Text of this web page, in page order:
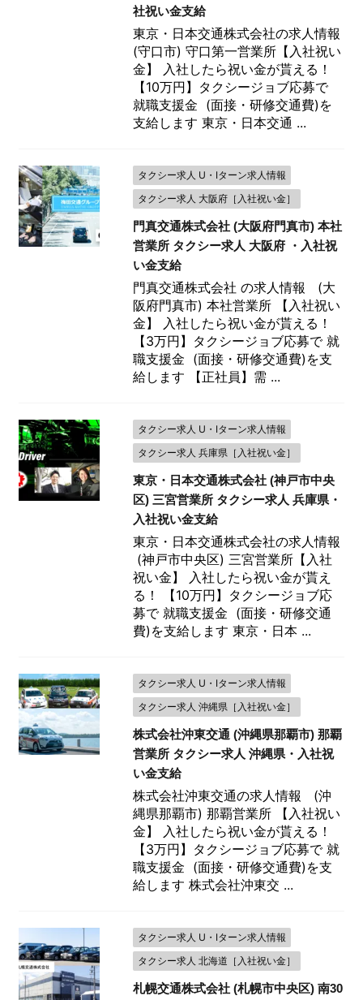
社祝い金支給
東京・日本交通株式会社の求人情報
(守口市) 守口第一営業所【入社祝い
金】 入社したら祝い金が貰える！
【10万円】タクシージョブ応募で
就職支援金 (面接・研修交通費)を
支給します 東京・日本交通 ...
タクシー求人 U・Iターン求人情報
タクシー求人 大阪府［入社祝い金］
門真交通株式会社 (大阪府門真市) 本社
営業所 タクシー求人 大阪府 ・入社祝
い金支給
門真交通株式会社 の求人情報 (大
阪府門真市) 本社営業所 【入社祝い
金】 入社したら祝い金が貰える！
【3万円】タクシージョブ応募で 就
職支援金 (面接・研修交通費)を支
給します 【正社員】需 ...
タクシー求人 U・Iターン求人情報
タクシー求人 兵庫県［入社祝い金］
東京・日本交通株式会社 (神戸市中央
区) 三宮営業所 タクシー求人 兵庫県・
入社祝い金支給
東京・日本交通株式会社の求人情報
(神戸市中央区) 三宮営業所【入社
祝い金】 入社したら祝い金が貰え
る！ 【10万円】タクシージョブ応
募で 就職支援金 (面接・研修交通
費)を支給します 東京・日本 ...
タクシー求人 U・Iターン求人情報
タクシー求人 沖縄県［入社祝い金］
株式会社沖東交通 (沖縄県那覇市) 那覇
営業所 タクシー求人 沖縄県・入社祝
い金支給
株式会社沖東交通の求人情報 (沖
縄県那覇市) 那覇営業所 【入社祝い
金】 入社したら祝い金が貰える！
【3万円】タクシージョブ応募で 就
職支援金 (面接・研修交通費)を支
給します 株式会社沖東交 ...
タクシー求人 U・Iターン求人情報
タクシー求人 北海道［入社祝い金］
札幌交通株式会社 (札幌市中央区) 南30